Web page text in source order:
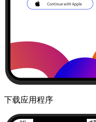
下载应用程序